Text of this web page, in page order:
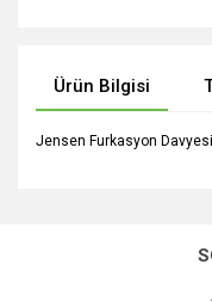
Ürün Bilgisi
Jensen Furkasyon Davyesi